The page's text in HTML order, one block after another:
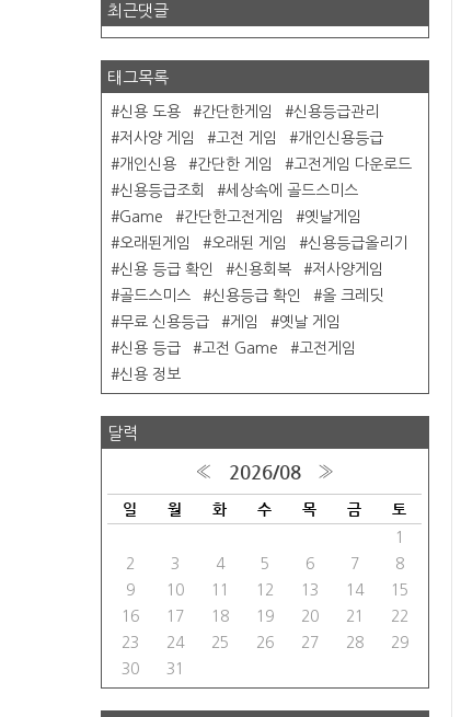
최근댓글
태그목록
신용 도용 간단한게임
신용등급관리
저사양 게임
고전 게임
개인신용등급
개인신용
간단한 게임
고전게임 다운로드
신용등급조회
세상속에 골드스미스
Game
간단한고전게임
옛날게임
오래된게임
오래된 게임
신용등급올리기
신용 등급 확인
신용회복
저사양게임
골드스미스
신용등급 확인
올 크레딧
무료 신용등급
게임
옛날 게임
신용 등급
고전 Game
고전게임
신용 정보
달력
« 2026/08 »
일 월 화 수 목 금 토
1
2
3 4 5 6 7
8
9
10 11 12 13 14
15
16
17 18 19 20 21
22
23
24 25 26 27 28
29
30
31